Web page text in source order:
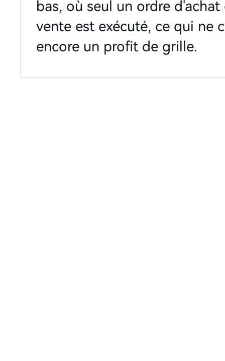
bas, où seul un ordre
vente est exécuté, ce qui ne
encore un profit de grille.